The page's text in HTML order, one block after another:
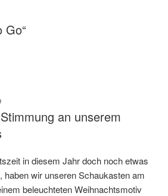
Go“
an unserem
in diesem Jahr doch noch etwas
haben wir unseren Schaukasten am
beleuchteten Weihnachtsmotiv